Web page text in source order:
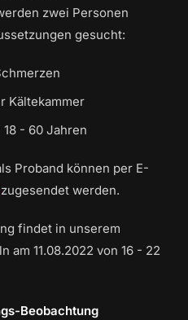
zwei Personen
gesucht:
Kältekammer
- 60 Jahren
Proband können per E-
zugesendet werden.
findet in unserem
am 11.08.2022 von 16 - 22
Beobachtung